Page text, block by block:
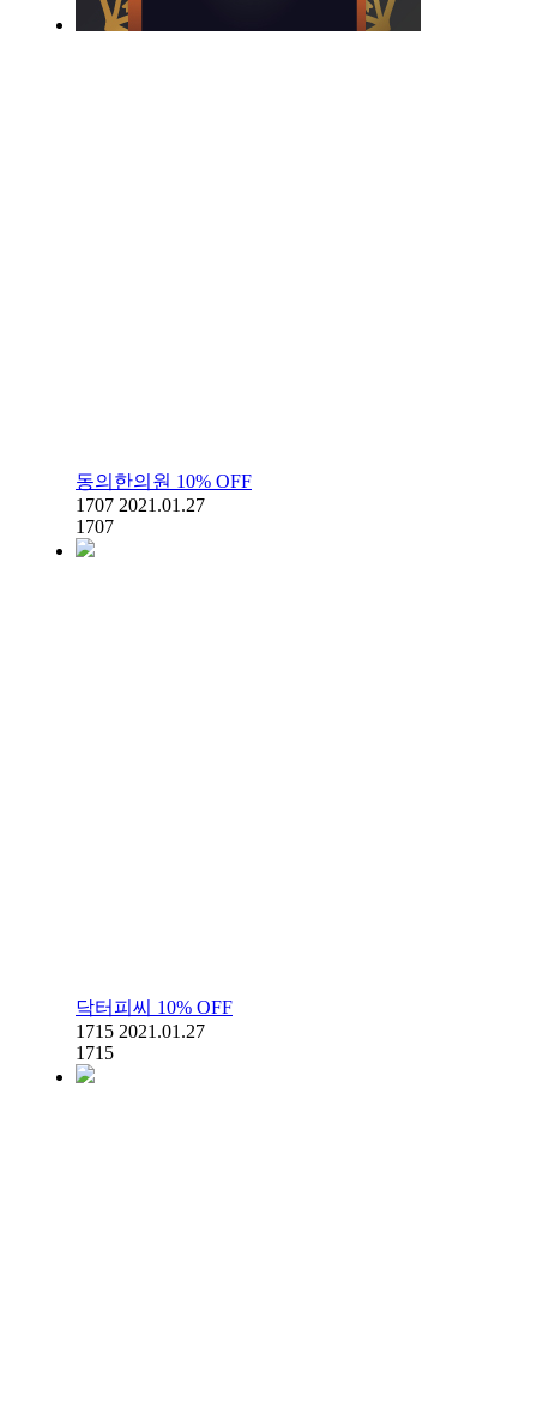
동의한의원 10% OFF
1707 2021.01.27
1707
닥터피씨 10% OFF
1715 2021.01.27
1715